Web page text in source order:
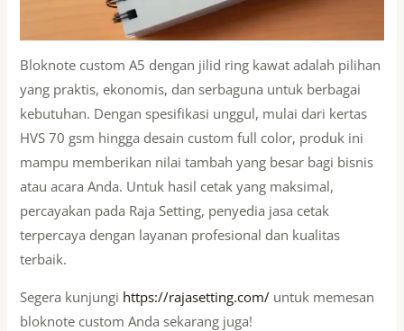
Bloknote custom A5 dengan jilid ring kawat adalah pilihan
yang praktis, ekonomis, dan serbaguna untuk berbagai
kebutuhan. Dengan spesifikasi unggul, mulai dari kertas
HVS 70 gsm hingga desain custom full color, produk ini
mampu memberikan nilai tambah yang besar bagi bisnis
atau acara Anda. Untuk hasil cetak yang maksimal,
percayakan pada Raja Setting, penyedia jasa cetak
terpercaya dengan layanan profesional dan kualitas
terbaik.
Segera kunjungi https://rajasetting.com/ untuk memesan
bloknote custom Anda sekarang juga!